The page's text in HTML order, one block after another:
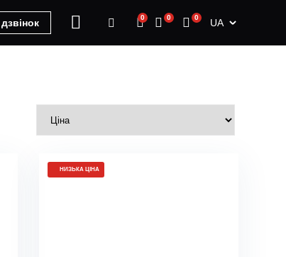
0 0 0 UA
НИЗЬКА ЦІНА